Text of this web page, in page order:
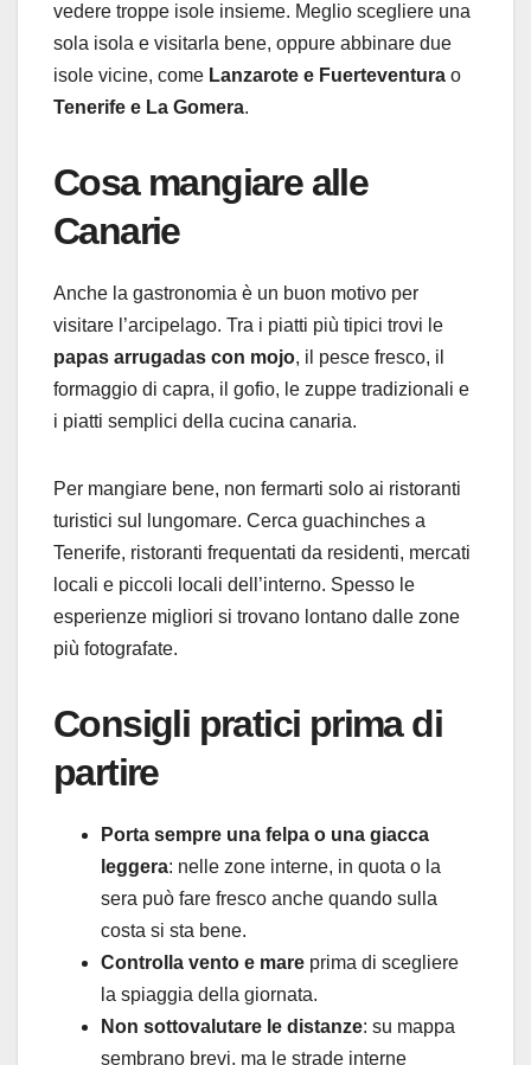
vedere troppe isole insieme. Meglio scegliere una
sola isola e visitarla bene, oppure abbinare due
isole vicine, come Lanzarote e Fuerteventura o
Tenerife e La Gomera.
Cosa mangiare alle
Canarie
Anche la gastronomia è un buon motivo per
visitare l’arcipelago. Tra i piatti più tipici trovi le
papas arrugadas con mojo, il pesce fresco, il
formaggio di capra, il gofio, le zuppe tradizionali e
i piatti semplici della cucina canaria.
Per mangiare bene, non fermarti solo ai ristoranti
turistici sul lungomare. Cerca guachinches a
Tenerife, ristoranti frequentati da residenti, mercati
locali e piccoli locali dell’interno. Spesso le
esperienze migliori si trovano lontano dalle zone
più fotografate.
Consigli pratici prima di
partire
Porta sempre una felpa o una giacca
leggera: nelle zone interne, in quota o la
sera può fare fresco anche quando sulla
costa si sta bene.
Controlla vento e mare prima di scegliere
la spiaggia della giornata.
Non sottovalutare le distanze: su mappa
sembrano brevi, ma le strade interne